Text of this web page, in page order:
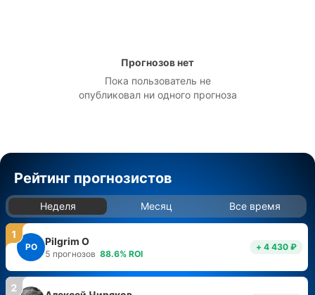
Прогнозов нет
Пока пользователь не
опубликовал ни одного прогноза
Рейтинг прогнозистов
Неделя Месяц Все время
1
PO Pilgrim O
5 прогнозов 88.6% ROI
+ 4 430 ₽
2